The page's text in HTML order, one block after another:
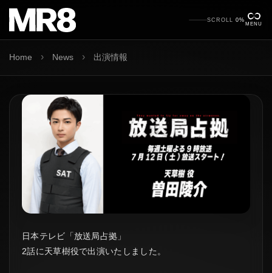
SCROLL 0%
MENU
Home › News › 出演情報
日本テレビ「放送局占拠」
2話に天草樹役で出演いたしました。